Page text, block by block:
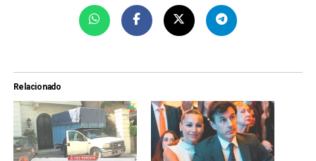
Relacionado